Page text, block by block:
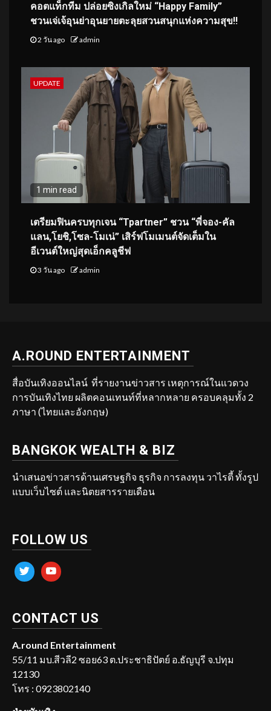
คอตแท็กทีม ปล่อยซิงเกิลใหม่ “Happy Family”
ชวนเจ่เจ้อุนย่าอุนยายตะลุยสวนสนุกแห่งความสุข!!
2 วัน ago admin
UPDATE
1 min read
เตรียมฟินครบทุกเจน “Tpartner” ชวน “พี่จอง-คัล
แลน,โยชิ,โซล-โมเน่” เสิร์ฟโมเมนต์จัดเต็มใน
อีเวนต์ใหญ่สุดเอ็กคลูชีฟ
3 วัน ago admin
A.ROUND ENTERTAINMENT
สื่อบันเทิงออนไลน์ ที่รายงานข่าวสาร เหตุการณ์ในแวดวง
การบันเทิงไทย ผลิตคอนเทนท์ที่หลากหลาย ครอบคลุมทั้ง 2
ภาษา (ไทยและอังกฤษ)
BANGKOK WEALTH & BIZ
นำเสนอข่าวสารด้านเศรษฐกิจ ธุรกิจ การลงทุน วาไรตี้ ทั้งรูป
แบบเว็บไซต์ และนิตยสารรายเดือน
FOLLOW US
twitter youtube
CONTACT US
A.round Entertainment
55/11 มบ.สีวลี2 ซอย63 ต.ประชาธิปัตย์ อ.ธัญบุรี จ.ปทุม
12130
โทร : 0923802140